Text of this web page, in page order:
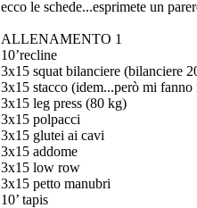
ecco le schede...esprimete un
ALLENAMENTO 1
10’recline
3x15 squat bilanciere (bilanciere
3x15 stacco (idem...però mi
3x15 leg press (80 kg)
3x15 polpacci
3x15 glutei ai cavi
3x15 addome
3x15 low row
3x15 petto manubri
10’ tapis